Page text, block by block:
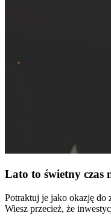
Lato to świetny czas
Potraktuj je jako okazję do
Wiesz przecież, że